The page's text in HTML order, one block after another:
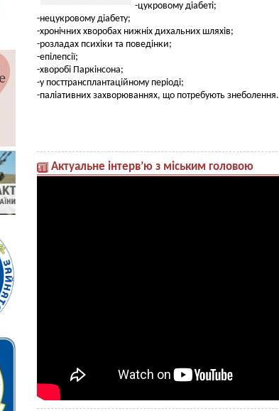
-цукровому діабеті;
-нецукровому діабету;
-хронічних хворобах нижніх дихальних шляхів;
-розладах психіки та поведінки;
-епілепсії;
-хворобі Паркінсона;
-у посттрансплантаційному періоді;
-паліативних захворюваннях, що потребують знеболення.
Актуальне інтерв’ю з міським головою